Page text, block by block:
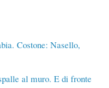
Costone: Nasello,
al muro. E di fronte